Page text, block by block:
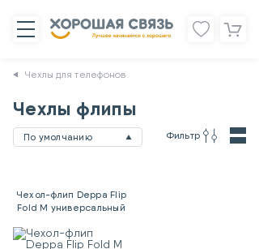
Чехлы для телефонов
Чехлы флипы
По умолчанию Фильтр
Чехол-флип Deppa Flip
Fold M универсальный